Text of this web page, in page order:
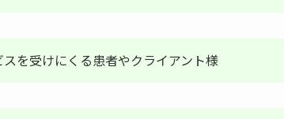
を受けにくる患者やクライアント様